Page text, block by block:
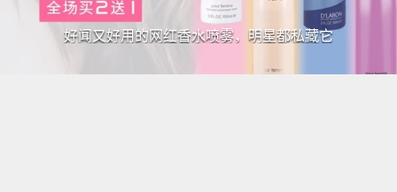
好闻又好用的网红香水喷雾，明星都私藏它